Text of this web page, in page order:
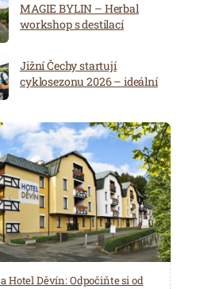
MAGIE BYLIN – Herbal
workshop s destilací
Jižní Čechy startují
cyklosezonu 2026 – ideální
Hotel Děvín: Odpočiňte si od
ráj Holice: Odpočinek a